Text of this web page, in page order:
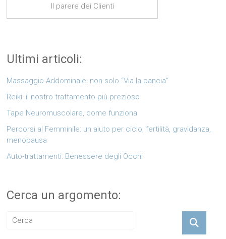
Il parere dei Clienti
Ultimi articoli:
Massaggio Addominale: non solo “Via la pancia”
Reiki: il nostro trattamento più prezioso
Tape Neuromuscolare, come funziona
Percorsi al Femminile: un aiuto per ciclo, fertilità, gravidanza,
menopausa
Auto-trattamenti: Benessere degli Occhi
Cerca un argomento: